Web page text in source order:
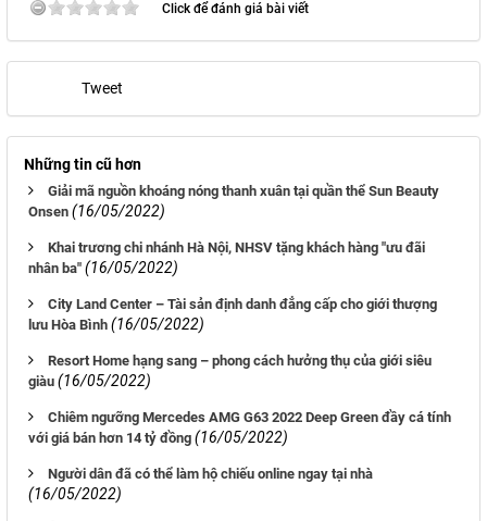
Click để đánh giá bài viết
Tweet
Những tin cũ hơn
Giải mã nguồn khoáng nóng thanh xuân tại quần thể Sun Beauty
Onsen (16/05/2022)
Khai trương chi nhánh Hà Nội, NHSV tặng khách hàng "ưu đãi
nhân ba" (16/05/2022)
City Land Center – Tài sản định danh đẳng cấp cho giới thượng
lưu Hòa Bình (16/05/2022)
Resort Home hạng sang – phong cách hưởng thụ của giới siêu
giàu (16/05/2022)
Chiêm ngưỡng Mercedes AMG G63 2022 Deep Green đầy cá tính
với giá bán hơn 14 tỷ đồng (16/05/2022)
Người dân đã có thể làm hộ chiếu online ngay tại nhà
(16/05/2022)